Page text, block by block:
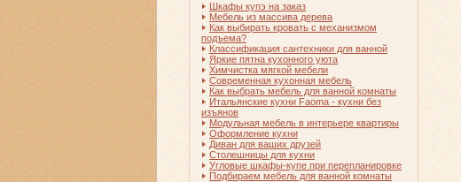
Шкафы купэ на заказ
Мебель из массива дерева
Как выбирать кровать с механизмом
подъема?
Классификация сантехники для ванной
Яркие пятна кухонного уюта
Химчистка мягкой мебели
Современная кухонная мебель
Как выбрать мебель для ванной комнаты
Итальянские кухни Faoma - кухни без
изъянов
Модульная мебель в интерьере квартиры
Оформление кухни
Диван для ваших друзей
Столешницы для кухни
Угловые шкафы-купе при перепланировке
Подбираем мебель для ванной комнаты